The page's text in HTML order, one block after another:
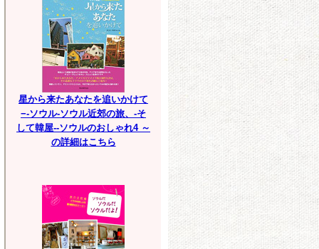
星から来たあなたを追いかけて
−-ソウル-ソウル近郊の旅、-そ
して韓屋--ソウルのおしゃれ4 ～
の詳細はこちら